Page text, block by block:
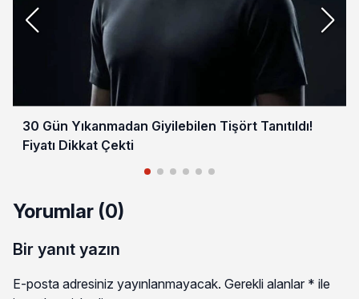
30 Gün Yıkanmadan Giyilebilen Tişört Tanıtıldı!
Fiyatı Dikkat Çekti
Yorumlar (0)
Bir yanıt yazın
E-posta adresiniz yayınlanmayacak. Gerekli alanlar * ile